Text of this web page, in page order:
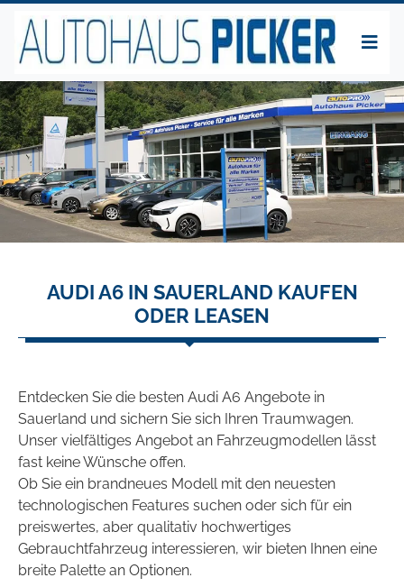
AUDI A6 IN SAUERLAND KAUFEN
ODER LEASEN
Entdecken Sie die besten Audi A6 Angebote in
Sauerland und sichern Sie sich Ihren Traumwagen.
Unser vielfältiges Angebot an Fahrzeugmodellen lässt
fast keine Wünsche offen.
Ob Sie ein brandneues Modell mit den neuesten
technologischen Features suchen oder sich für ein
preiswertes, aber qualitativ hochwertiges
Gebrauchtfahrzeug interessieren, wir bieten Ihnen eine
breite Palette an Optionen.